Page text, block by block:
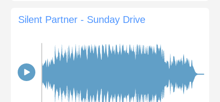
Silent Partner - Sunday Drive